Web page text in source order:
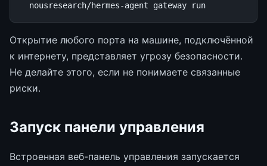
nousresearch/hermes-agent
gateway
Открытие любого порта на машине, подключённой
к интернету, представляет угрозу безопасности.
Не делайте этого, если не понимаете связанные
риски.
Запуск панели управления
Встроенная веб-панель управления запускается